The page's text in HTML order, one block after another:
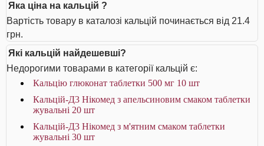
Яка ціна на кальцій ?
Вартість товару в каталозі кальцій починається від 21.4
грн.
Які кальцій найдешевші?
Недорогими товарами в категорії кальцій є:
Кальцію глюконат таблетки 500 мг 10 шт
Кальцій-Д3 Нікомед з апельсиновим смаком таблетки
жувальні 20 шт
Кальцій-Д3 Нікомед з м'ятним смаком таблетки
жувальні 30 шт